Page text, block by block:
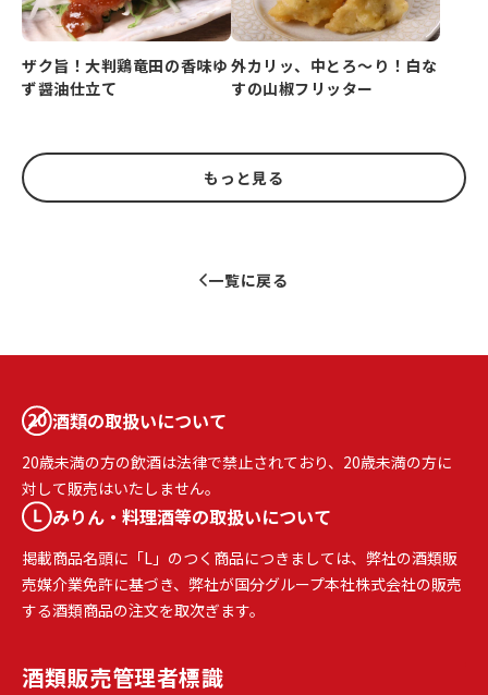
ザク旨！大判鶏竜田の香味ゆ
ず醤油仕立て
外カリッ、中とろ～り！白な
すの山椒フリッター
もっと見る
一覧に戻る
酒類の取扱いについて
20歳未満の方の飲酒は法律で禁止されており、20歳未満の方に
対して販売はいたしません。
みりん・料理酒等の取扱いについて
掲載商品名頭に「L」のつく商品につきましては、弊社の酒類販
売媒介業免許に基づき、弊社が国分グループ本社株式会社の販売
する酒類商品の注文を取次ぎます。
酒類販売管理者標識